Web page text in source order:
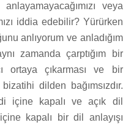
veya
iddia edebilir? Yürürken
anlıyorum ve anladığım
zamanda çarptığım bir
ortaya çıkarması ve bir
dilden bağımsızdır.
içine kapalı ve açık dil
kapalı bir dil anlayışı